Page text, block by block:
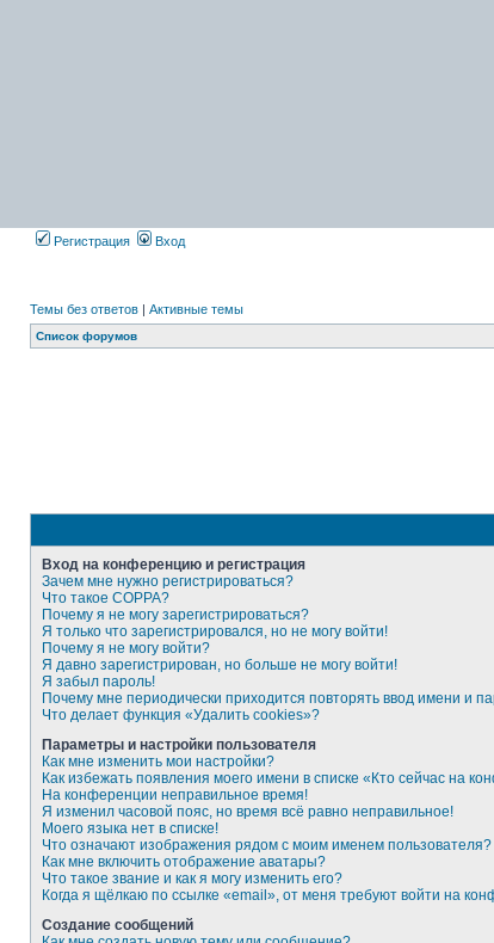
Регистрация Вход
Темы без ответов | Активные темы
Список форумов
Вход на конференцию и регистрация
Зачем мне нужно регистрироваться?
Что такое COPPA?
Почему я не могу зарегистрироваться?
Я только что зарегистрировался, но не могу войти!
Почему я не могу войти?
Я давно зарегистрирован, но больше не могу войти!
Я забыл пароль!
Почему мне периодически приходится повторять ввод имени и
Что делает функция «Удалить cookies»?
Параметры и настройки пользователя
Как мне изменить мои настройки?
Как избежать появления моего имени в списке «Кто сейчас на
На конференции неправильное время!
Я изменил часовой пояс, но время всё равно неправильное!
Моего языка нет в списке!
Что означают изображения рядом с моим именем пользователя?
Как мне включить отображение аватары?
Что такое звание и как я могу изменить его?
Когда я щёлкаю по ссылке «email», от меня требуют войти на
Создание сообщений